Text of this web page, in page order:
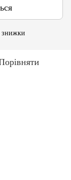
знижки